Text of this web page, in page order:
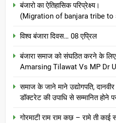
बंजारो का ऐतिहासिक परिप्रेक्ष्य।
(Migration of banjara tribe to
विश्व बंजारा दिवस… 08 एप्रिल
बंजारा समाज को संघठित करने के लिए
Amarsing Tilawat Vs MP Dr
समाज के जाने माने उद्योगपति,
डॉक्टरेट की उपाधि से सम्मानित होने
गोरमाटी राम राम कछ – रामे ती काई